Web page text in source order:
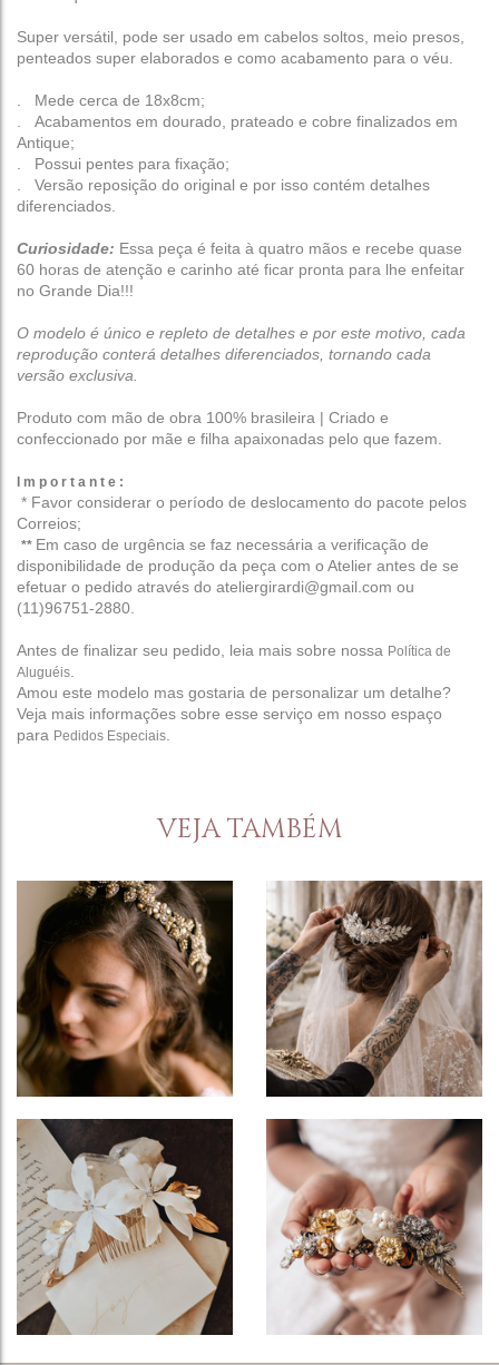
Super versátil, pode ser usado em cabelos soltos, meio presos,
penteados super elaborados e como acabamento para o véu.
. Mede cerca de 18x8cm;
. Acabamentos em dourado, prateado e cobre finalizados em
Antique;
. Possui pentes para fixação;
. Versão reposição do original e por isso contém detalhes
diferenciados.
Curiosidade: Essa peça é feita à quatro mãos e recebe quase
60 horas de atenção e carinho até ficar pronta para lhe enfeitar
no Grande Dia!!!
O modelo é único e repleto de detalhes e por este motivo, cada
reprodução conterá detalhes diferenciados, tornando cada
versão exclusiva.
Produto com mão de obra 100% brasileira | Criado e
confeccionado por mãe e filha apaixonadas pelo que fazem.
I m p o r t a n t e :
* Favor considerar o período de deslocamento do pacote pelos
Correios;
** Em caso de urgência se faz necessária a verificação de
disponibilidade de produção da peça com o Atelier antes de se
efetuar o pedido através do ateliergirardi@gmail.com ou
(11)96751-2880.
Antes de finalizar seu pedido, leia mais sobre nossa Política de
Aluguéis
Amou este modelo mas gostaria de personalizar um detalhe?
Veja mais informações sobre esse serviço em nosso espaço
para Pedidos Especiais
VEJA TAMBÉM